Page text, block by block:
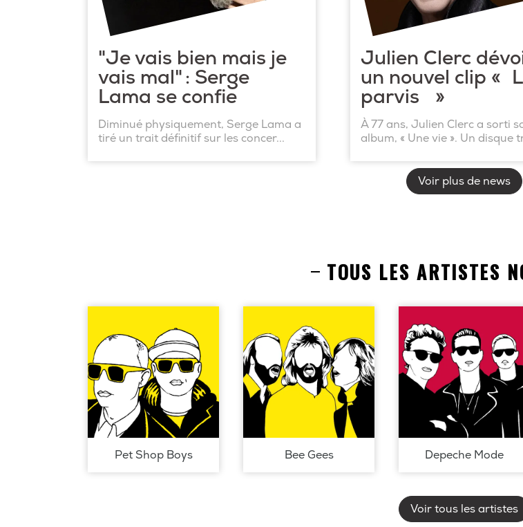
"Je vais bien mais je
vais mal" : Serge
Lama se confie
Diminué physiquement, Serge Lama a
tiré un trait définitif sur les concer...
Julien Clerc
un nouvel clip «
parvis »
À 77 ans, Julien Clerc a sorti
album, « Une vie ». Un disque
Voir plus de news
TOUS LES ARTISTES
Pet Shop Boys Bee Gees Depeche Mode
Voir tous les artistes